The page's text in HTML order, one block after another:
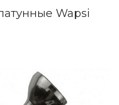
Wapsi